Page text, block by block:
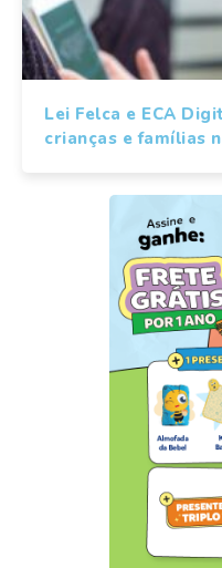
Lei Felca e ECA
crianças e famílias